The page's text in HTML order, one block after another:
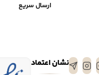
ارسال سریع
نشان اعتماد